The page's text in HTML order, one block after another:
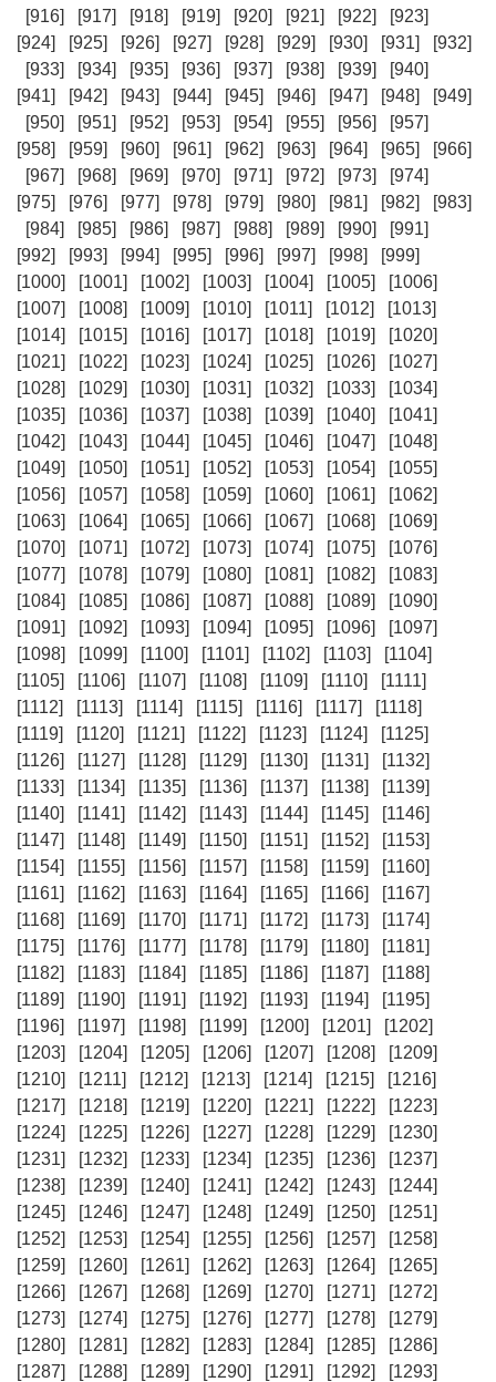
[916] [917] [918] [919] [920] [921] [922]
[923]
[924]
[925] [926] [927] [928] [929] [930] [931]
[932]
[933]
[934] [935] [936] [937] [938] [939]
[940]
[941]
[942] [943] [944] [945] [946] [947] [948]
[949]
[950]
[951] [952] [953] [954] [955] [956]
[957]
[958]
[959] [960] [961] [962] [963] [964] [965]
[966]
[967]
[968] [969] [970] [971] [972] [973]
[974]
[975]
[976] [977] [978] [979] [980] [981] [982]
[983]
[984]
[985] [986] [987] [988] [989] [990]
[991]
[992]
[993] [994] [995] [996] [997] [998]
[999]
[1000]
[1001] [1002] [1003] [1004] [1005]
[1006]
[1007]
[1008] [1009] [1010] [1011] [1012]
[1013]
[1014]
[1015] [1016] [1017] [1018] [1019]
[1020]
[1021]
[1022] [1023] [1024] [1025] [1026]
[1027]
[1028]
[1029] [1030] [1031] [1032] [1033]
[1034]
[1035]
[1036] [1037] [1038] [1039] [1040]
[1041]
[1042]
[1043] [1044] [1045] [1046] [1047]
[1048]
[1049]
[1050] [1051] [1052] [1053] [1054]
[1055]
[1056]
[1057] [1058] [1059] [1060] [1061]
[1062]
[1063]
[1064] [1065] [1066] [1067] [1068]
[1069]
[1070]
[1071] [1072] [1073] [1074] [1075]
[1076]
[1077]
[1078] [1079] [1080] [1081] [1082]
[1083]
[1084]
[1085] [1086] [1087] [1088] [1089]
[1090]
[1091]
[1092] [1093] [1094] [1095] [1096]
[1097]
[1098]
[1099] [1100] [1101] [1102] [1103]
[1104]
[1105]
[1106] [1107] [1108] [1109] [1110]
[1111]
[1112]
[1113] [1114] [1115] [1116] [1117]
[1118]
[1119]
[1120] [1121] [1122] [1123] [1124]
[1125]
[1126]
[1127] [1128] [1129] [1130] [1131]
[1132]
[1133]
[1134] [1135] [1136] [1137] [1138]
[1139]
[1140]
[1141] [1142] [1143] [1144] [1145]
[1146]
[1147]
[1148] [1149] [1150] [1151] [1152]
[1153]
[1154]
[1155] [1156] [1157] [1158] [1159]
[1160]
[1161]
[1162] [1163] [1164] [1165] [1166]
[1167]
[1168]
[1169] [1170] [1171] [1172] [1173]
[1174]
[1175]
[1176] [1177] [1178] [1179] [1180]
[1181]
[1182]
[1183] [1184] [1185] [1186] [1187]
[1188]
[1189]
[1190] [1191] [1192] [1193] [1194]
[1195]
[1196]
[1197] [1198] [1199] [1200] [1201]
[1202]
[1203]
[1204] [1205] [1206] [1207] [1208]
[1209]
[1210]
[1211] [1212] [1213] [1214] [1215]
[1216]
[1217]
[1218] [1219] [1220] [1221] [1222]
[1223]
[1224]
[1225] [1226] [1227] [1228] [1229]
[1230]
[1231]
[1232] [1233] [1234] [1235] [1236]
[1237]
[1238]
[1239] [1240] [1241] [1242] [1243]
[1244]
[1245]
[1246] [1247] [1248] [1249] [1250]
[1251]
[1252]
[1253] [1254] [1255] [1256] [1257]
[1258]
[1259]
[1260] [1261] [1262] [1263] [1264]
[1265]
[1266]
[1267] [1268] [1269] [1270] [1271]
[1272]
[1273]
[1274] [1275] [1276] [1277] [1278]
[1279]
[1280]
[1281] [1282] [1283] [1284] [1285]
[1286]
[1287]
[1288] [1289] [1290] [1291] [1292]
[1293]